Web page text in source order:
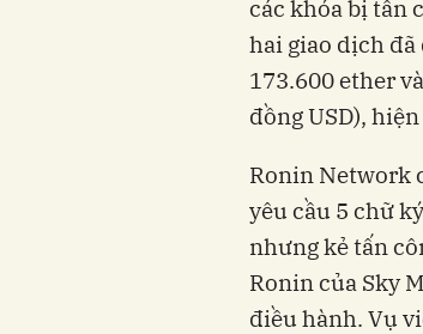
các khóa bị tấn
hai giao dịch
173.600 ether
đồng USD),
Ronin Network
yêu cầu 5 chữ
nhưng kẻ tấn
Ronin của Sky
điều hành. Vụ